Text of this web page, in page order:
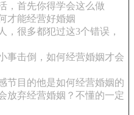
，首先你得学会这么做
才能经营好婚姻
，很多都犯过这3个错误，
事击倒，如何经营婚姻才会
节目的他是如何经营婚姻的
放弃经营婚姻？不懂的一定